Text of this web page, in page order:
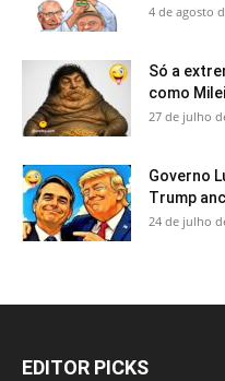
4 de agosto
Só a
como Milei
27 de julho
Governo
Trump
24 de julho
EDITOR PICKS